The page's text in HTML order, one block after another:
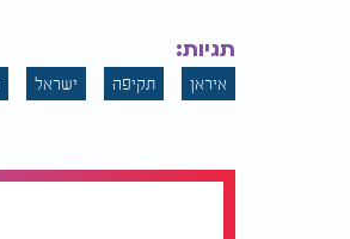
תגיות:
איראן תקיפה ישראל